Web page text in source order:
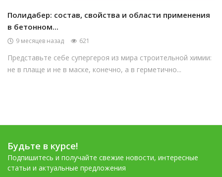
Полидабер: состав, свойства и области применения
в бетонном...
9 месяцев назад 621
Представьте себе супергероя из мира строительной химии:
не в плаще и не в маске, конечно, а в герметично...
Будьте в курсе!
Подпишитесь и получайте свежие новости, интересные
статьи и актуальные предложения